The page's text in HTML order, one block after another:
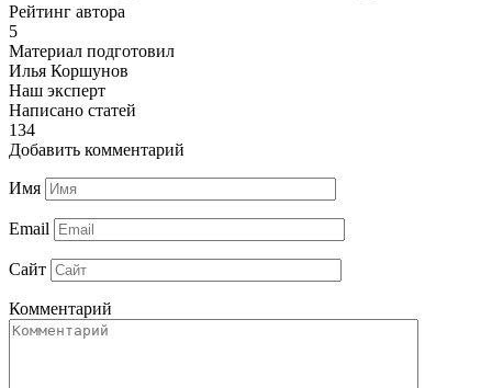
Рейтинг автора
5
Материал подготовил
Илья Коршунов
Наш эксперт
Написано статей
134
Добавить комментарий
Имя
Email
Сайт
Комментарий